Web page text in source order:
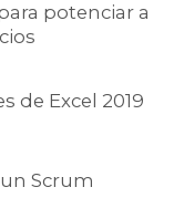
potenciar a
de Excel 2019
Scrum